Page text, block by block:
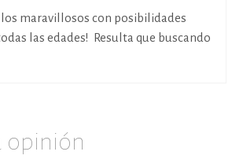
maravillosos con posibilidades
las edades! Resulta que buscando
opinión